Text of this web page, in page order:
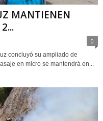
MANTIENEN
0
concluyó su ampliado de
en micro se mantendrá en...